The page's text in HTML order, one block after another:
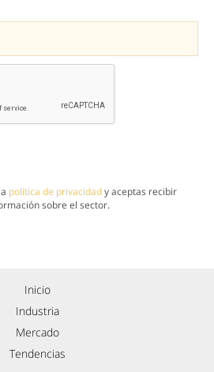
política de privacidady aceptas recibir
sobre el sector.
Inicio
Industria
Mercado
Tendencias